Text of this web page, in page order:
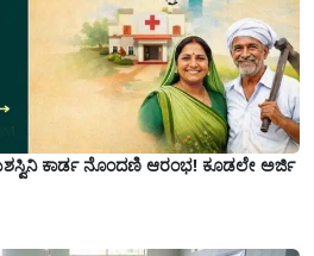
ಕಾರ್ಡ ನೊಂದಣಿ ಆರಂಭ! ಕೂಡಲೇ ಅರ್ಜಿ